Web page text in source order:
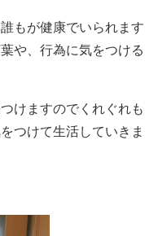
もが健康でいられます
や、行為に気をつける
けますのでくれぐれも
つけて生活していきま